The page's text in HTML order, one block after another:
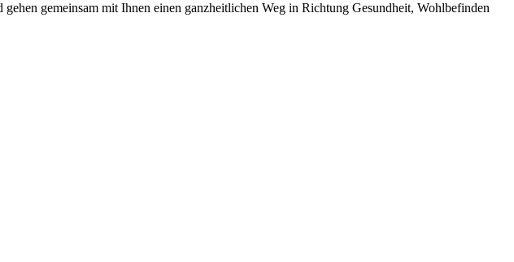
gemeinsam mit Ihnen einen ganzheitlichen Weg in Richtung Gesundheit, Wohlbefinden